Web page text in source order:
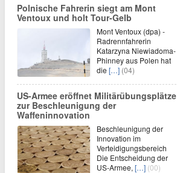
Polnische Fahrerin siegt am Mont
Ventoux und holt Tour-Gelb
Mont Ventoux (dpa) -
Radrennfahrerin
Katarzyna Niewiadoma-
Phinney aus Polen hat
die […] (04)
US-Armee eröffnet Militärübungsplätze
zur Beschleunigung der
Waffeninnovation
Beschleunigung der
Innovation im
Verteidigungsbereich
Die Entscheidung der
US-Armee, […] (00)